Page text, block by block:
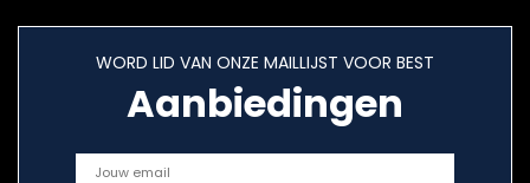
WORD LID VAN ONZE MAILLIJST VOOR BEST
Aanbiedingen